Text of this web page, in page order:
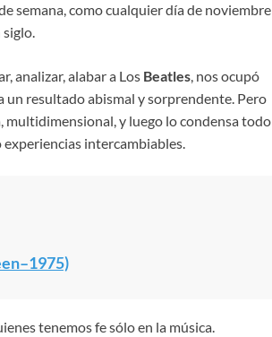
semana, como cualquier día de noviembre
analizar, alabar a Los Beatles, nos ocupó
un resultado abismal y sorprendente. Pero
multidimensional, y luego lo condensa todo
experiencias intercambiables.
tenemos fe sólo en la música.